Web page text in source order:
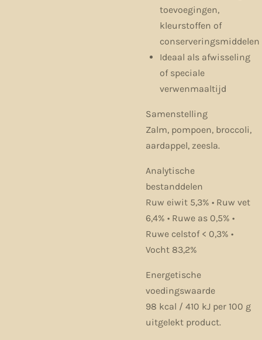
toevoegingen,
kleurstoffen of
conserveringsmiddelen
Ideaal als afwisseling
of speciale
verwenmaaltijd
Samenstelling
Zalm, pompoen, broccoli,
aardappel, zeesla.
Analytische
bestanddelen
Ruw eiwit 5,3% • Ruw vet
6,4% • Ruwe as 0,5% •
Ruwe celstof < 0,3% •
Vocht 83,2%
Energetische
voedingswaarde
98 kcal / 410 kJ per 100 g
uitgelekt product.